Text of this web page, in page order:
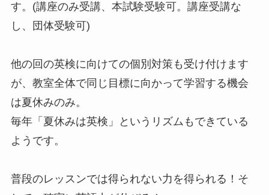
す。(講座のみ受講、本試験受験可。講座受講な
し、団体受験可)
他の回の英検に向けての個別対策も受け付けます
が、教室全体で同じ目標に向かって学習する機会
は夏休みのみ。
毎年「夏休みは英検」というリズムもできている
ようです。
普段のレッスンでは得られない力を得られる！そ